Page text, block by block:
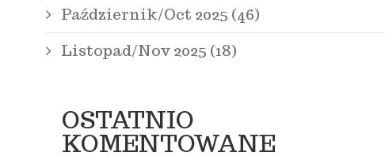
Październik/Oct 2025 (46)
Listopad/Nov 2025 (18)
OSTATNIO
KOMENTOWANE